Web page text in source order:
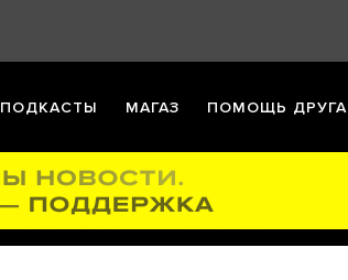
ПОДКАСТЫ МАГАЗ ПОМОЩЬ ДРУГА